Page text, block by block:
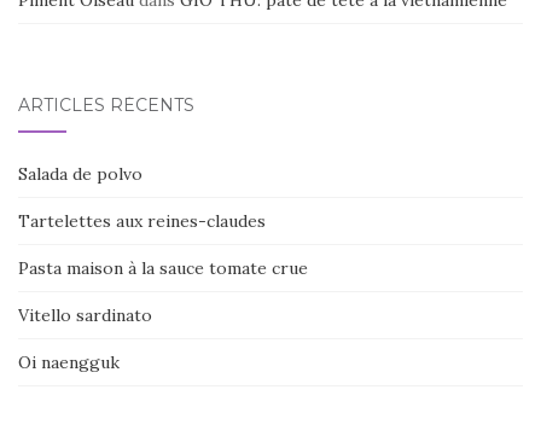
ARTICLES RÉCENTS
Salada de polvo
Tartelettes aux reines-claudes
Pasta maison à la sauce tomate crue
Vitello sardinato
Oi naengguk